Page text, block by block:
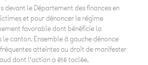
devant le Département des finances en
et pour dénoncer le régime
favorable dont bénéficie la
canton. Ensemble à gauche dénonce
atteintes au droit de manifester
dont l’action a été taclée.